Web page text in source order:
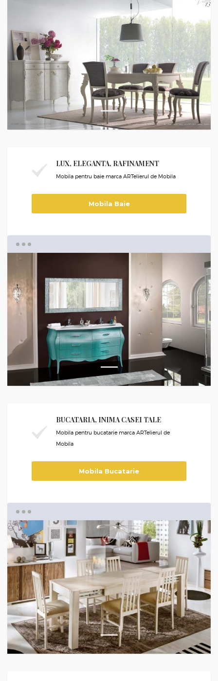
1
LUX, ELEGANTA, RAFINAMENT
Mobila pentru baie marca ARTelierul de Mobila
Mobila Baie
1
BUCATARIA, INIMA CASEI TALE
Mobila pentru bucatarie marca ARTelierul de
Mobila
Mobila Bucatarie
1